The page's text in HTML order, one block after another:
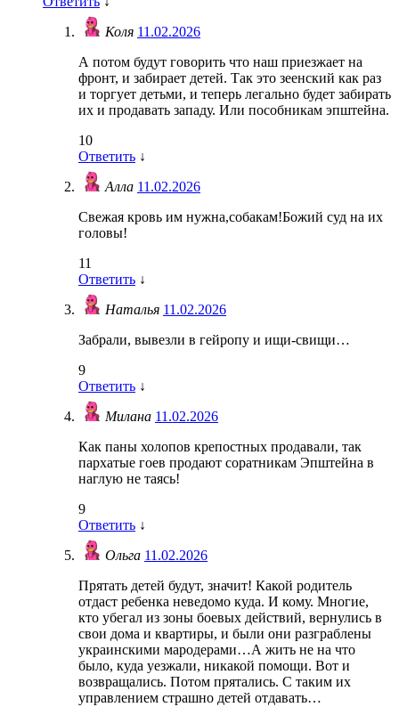
Коля 11.02.2026
А потом будут говорить что наш приезжает на
фронт, и забирает детей. Так это зеенский как раз
и торгует детьми, и теперь легально будет забирать
их и продавать западу. Или пособникам эпштейна.
10
Ответить ↓
Алла 11.02.2026
Свежая кровь им нужна,собакам!Божий суд на их
головы!
11
Ответить ↓
Наталья 11.02.2026
Забрали, вывезли в гейропу и ищи-свищи…
9
Ответить ↓
Милана 11.02.2026
Как паны холопов крепостных продавали, так
пархатые гоев продают соратникам Эпштейна в
наглую не таясь!
9
Ответить ↓
Ольга 11.02.2026
Прятать детей будут, значит! Какой родитель
отдаст ребенка неведомо куда. И кому. Многие,
кто убегал из зоны боевых действий, вернулись в
свои дома и квартиры, и были они разграблены
украинскими мародерами…А жить не на что
было, куда уезжали, никакой помощи. Вот и
возвращались. Потом прятались. С таким их
управлением страшно детей отдавать…